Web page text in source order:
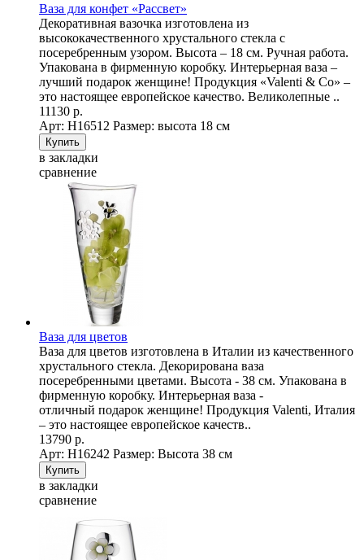
Ваза для конфет «Рассвет»
Декоративная вазочка изготовлена из
высококачественного хрустального стекла с
посеребренным узором. Высота – 18 см. Ручная работа.
Упакована в фирменную коробку. Интерьерная ваза –
лучший подарок женщине! Продукция «Valenti & Co» –
это настоящее европейское качество. Великолепные ..
11130 р.
Арт: Н16512 Размер: высота 18 см
в закладки
сравнение
Ваза для цветов
Ваза для цветов изготовлена в Италии из качественного
хрустального стекла. Декорирована ваза
посеребренными цветами. Высота - 38 см. Упакована в
фирменную коробку. Интерьерная ваза -
отличный подарок женщине! Продукция Valenti, Италия
– это настоящее европейское качеств..
13790 р.
Арт: Н16242 Размер: Высота 38 см
в закладки
сравнение